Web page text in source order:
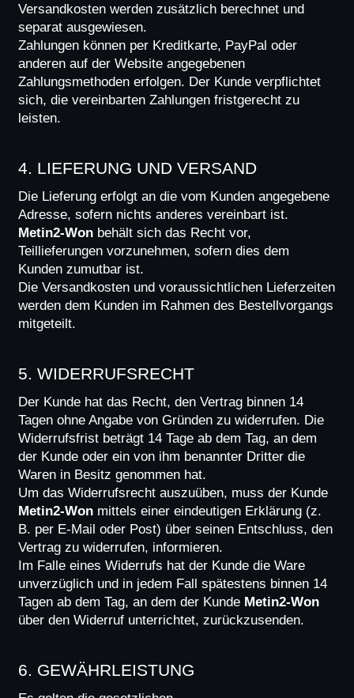
Versandkosten werden zusätzlich berechnet und
separat ausgewiesen.
Zahlungen können per Kreditkarte, PayPal oder
anderen auf der Website angegebenen
Zahlungsmethoden erfolgen. Der Kunde verpflichtet
sich, die vereinbarten Zahlungen fristgerecht zu
leisten.
4. LIEFERUNG UND VERSAND
Die Lieferung erfolgt an die vom Kunden angegebene
Metin2-Won behält sich das Recht vor,
Teillieferungen vorzunehmen, sofern dies dem
Kunden zumutbar ist.
Die Versandkosten und voraussichtlichen Lieferzeiten
werden dem Kunden im Rahmen des Bestellvorgangs
mitgeteilt.
5. WIDERRUFSRECHT
Der Kunde hat das Recht, den Vertrag binnen 14
Tagen ohne Angabe von Gründen zu widerrufen. Die
Widerrufsfrist beträgt 14 Tage ab dem Tag, an dem
der Kunde oder ein von ihm benannter Dritter die
Waren in Besitz genommen hat.
Metin2-Won mittels einer eindeutigen Erklärung (z.
B. per E-Mail oder Post) über seinen Entschluss, den
Vertrag zu widerrufen, informieren.
Im Falle eines Widerrufs hat der Kunde die Ware
unverzüglich und in jedem Fall spätestens binnen 14
Tagen ab dem Tag, an dem der Kunde Metin2-Won
über den Widerruf unterrichtet, zurückzusenden.
6. GEWÄHRLEISTUNG